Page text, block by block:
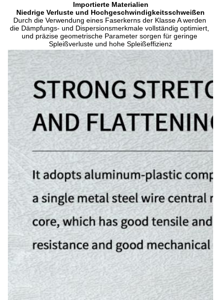
Importierte Materialien
Niedrige Verluste und Hochgeschwindigkeitsschweißen
Durch die Verwendung eines Faserkerns der Klasse A werden
die Dämpfungs- und Dispersionsmerkmale vollständig optimiert,
und präzise geometrische Parameter sorgen für geringe
Spleißverluste und hohe Spleißeffizienz